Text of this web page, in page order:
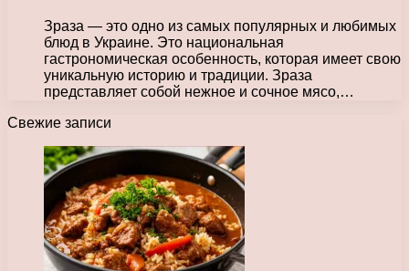
Зраза — это одно из самых популярных и любимых
блюд в Украине. Это национальная
гастрономическая особенность, которая имеет свою
уникальную историю и традиции. Зраза
представляет собой нежное и сочное мясо,…
Свежие записи